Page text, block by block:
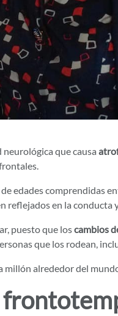
que causa
edades comprendidas
reflejados en la conducta
puesto que loscambios
que los rodean,
millón alrededor del